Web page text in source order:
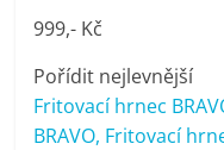
porovnání
Elektro
OK,
recenze,
pračky,
999,- Kč
Pořídit nejlevnější
Fritovací hrnec
BRAVO, Fritovací